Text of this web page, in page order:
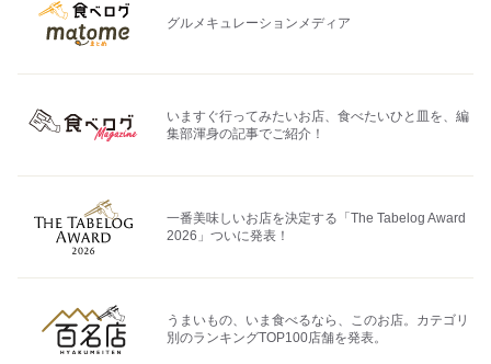
グルメキュレーションメディア
いますぐ行ってみたいお店、食べたいひと皿を、編
集部渾身の記事でご紹介！
一番美味しいお店を決定する「The Tabelog Award
2026」ついに発表！
うまいもの、いま食べるなら、このお店。カテゴリ
別のランキングTOP100店舗を発表。